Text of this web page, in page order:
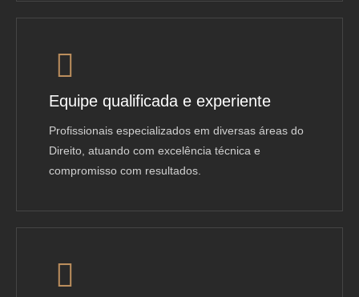
Equipe qualificada e experiente
Profissionais especializados em diversas áreas do
Direito, atuando com excelência técnica e
compromisso com resultados.